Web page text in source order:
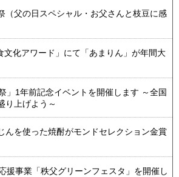
（父の日スペシャル・お父さんと枝豆に感
文化アワード」にて「あまりん」が年間大
」1年前記念イベントを開催します ～全国
り上げよう～
んを使った焼酎がモンドセレクション金賞
援事業「秩父グリーンフェスタ」を開催し